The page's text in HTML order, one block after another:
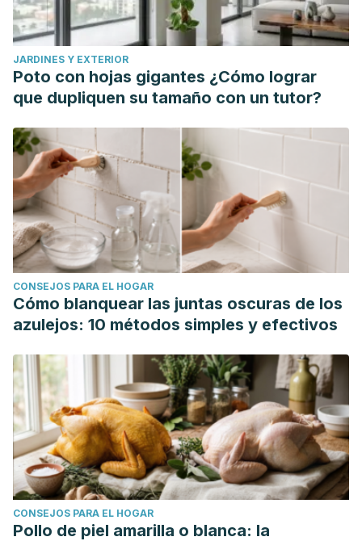
JARDINES Y EXTERIOR
Poto con hojas gigantes ¿Cómo lograr
que dupliquen su tamaño con un tutor?
CONSEJOS PARA EL HOGAR
Cómo blanquear las juntas oscuras de los
azulejos: 10 métodos simples y efectivos
CONSEJOS PARA EL HOGAR
Pollo de piel amarilla o blanca: la